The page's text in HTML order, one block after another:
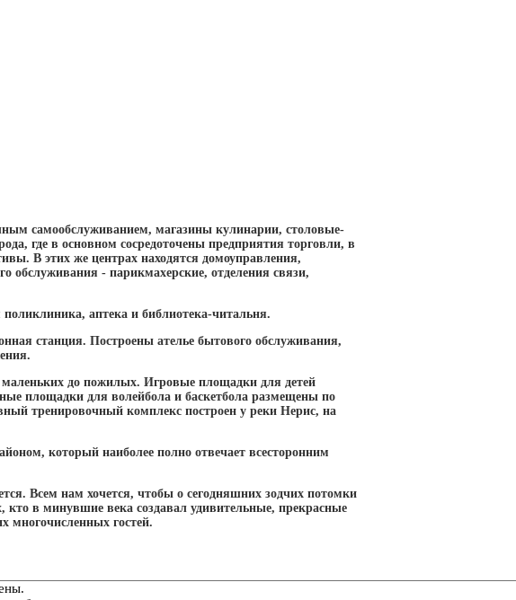
самообслуживанием, магазины кулинарии, столовые-
где в основном сосредоточены предприятия торговли, в
В этих же центрах находятся домоуправления,
обслуживания - парикмахерские, отделения связи,
аптека и библиотека-читальня.
станция. Построены ателье бытового обслуживания,
до пожилых. Игровые площадки для детей
площадки для волейбола и баскетбола размещены по
тренировочный комплекс построен у реки Нерис, на
который наиболее полно отвечает всесторонним
Всем нам хочется, чтобы о сегодняшних зодчих потомки
в минувшие века создавал удивительные, прекрасные
многочисленных гостей.